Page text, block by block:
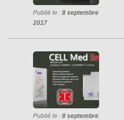
Publié le : 8 septembre
2017
Publié le : 8 septembre